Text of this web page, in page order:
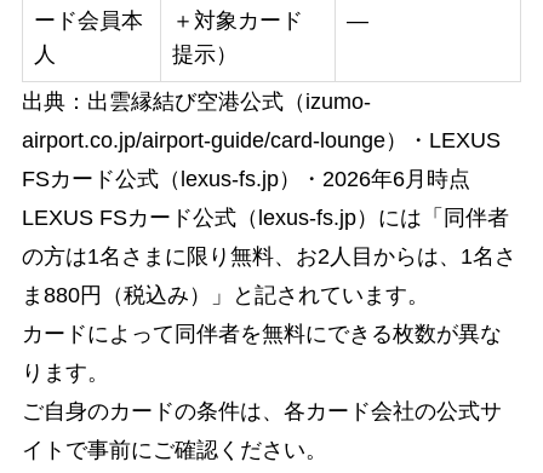
ード会員本
人
＋対象カード
提示）
—
出典：出雲縁結び空港公式（izumo-
airport.co.jp/airport-guide/card-lounge）・LEXUS
FSカード公式（lexus-fs.jp）・2026年6月時点
LEXUS FSカード公式（lexus-fs.jp）には「同伴者
の方は1名さまに限り無料、お2人目からは、1名さ
ま880円（税込み）」と記されています。
カードによって同伴者を無料にできる枚数が異な
ります。
ご自身のカードの条件は、各カード会社の公式サ
イトで事前にご確認ください。